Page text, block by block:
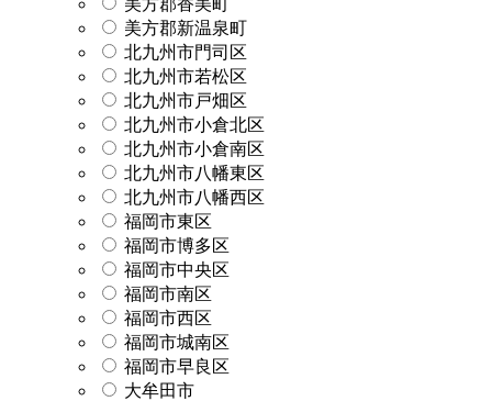
美方郡新温泉町
北九州市門司区
北九州市若松区
北九州市戸畑区
北九州市小倉北区
北九州市小倉南区
北九州市八幡東区
北九州市八幡西区
福岡市東区
福岡市博多区
福岡市中央区
福岡市南区
福岡市西区
福岡市城南区
福岡市早良区
大牟田市